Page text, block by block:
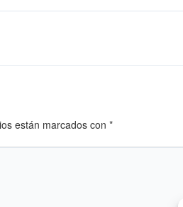
están marcados con *